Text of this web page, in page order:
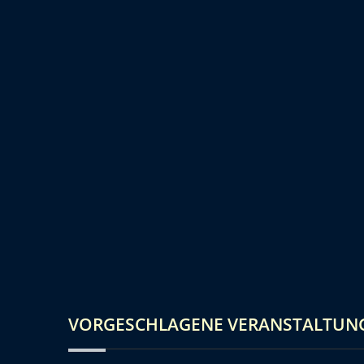
VORGESCHLAGENE